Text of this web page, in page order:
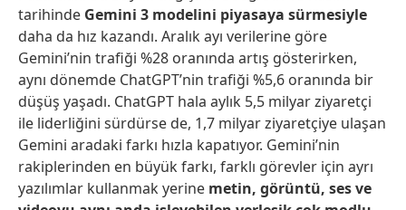
tarihinde Gemini 3 modelini piyasaya sürmesiyle
daha da hız kazandı. Aralık ayı verilerine göre
Gemini’nin trafiği %28 oranında artış gösterirken,
aynı dönemde ChatGPT’nin trafiği %5,6 oranında bir
düşüş yaşadı. ChatGPT hala aylık 5,5 milyar ziyaretçi
ile liderliğini sürdürse de, 1,7 milyar ziyaretçiye ulaşan
Gemini aradaki farkı hızla kapatıyor. Gemini’nin
rakiplerinden en büyük farkı, farklı görevler için ayrı
yazılımlar kullanmak yerine metin, görüntü, ses ve